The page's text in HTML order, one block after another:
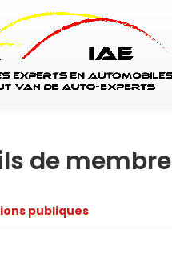
de membre
publiques